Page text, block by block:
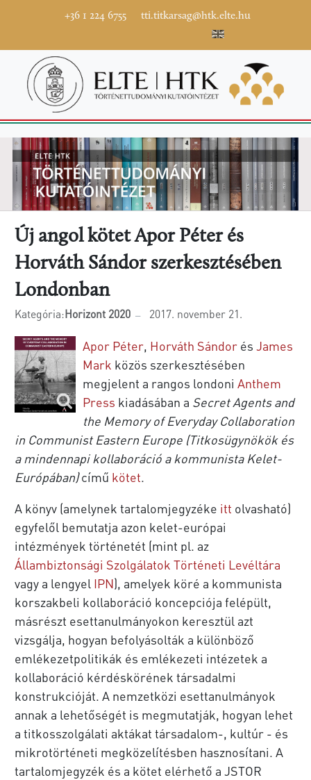
+36 1 224 6755 tti.titkarsag@htk.elte.hu
Új angol kötet Apor Péter és
Horváth Sándor szerkesztésében
Londonban
Kategória:Horizont 2020 2017. november 21.
Apor Péter, Horváth Sándor és James
Mark közös szerkesztésében
megjelent a rangos londoni Anthem
Press kiadásában a Secret Agents and
the Memory of Everyday Collaboration
in Communist Eastern Europe (Titkosügynökök és
a mindennapi kollaboráció a kommunista Kelet-
Európában)című kötet.
A könyv (amelynek tartalomjegyzéke itt olvasható)
egyfelől bemutatja azon kelet-európai
intézmények történetét (mint pl. az
Állambiztonsági Szolgálatok Történeti Levéltára
vagy a lengyel IPN), amelyek köré a kommunista
korszakbeli kollaboráció koncepciója felépült,
másrészt esettanulmányokon keresztül azt
vizsgálja, hogyan befolyásolták a különböző
emlékezetpolitikák és emlékezeti intézetek a
kollaboráció kérdéskörének társadalmi
konstrukcióját. A nemzetközi esettanulmányok
annak a lehetőségét is megmutatják, hogyan lehet
a titkosszolgálati aktákat társadalom-, kultúr - és
mikrotörténeti megközelítésben hasznosítani. A
tartalomjegyzék és a kötet elérhető a JSTOR